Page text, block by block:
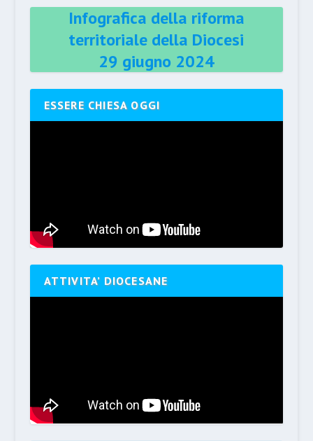
Infografica della riforma
territoriale della Diocesi
29 giugno 2024
ESSERE CHIESA OGGI
ATTIVITA’ DIOCESANE